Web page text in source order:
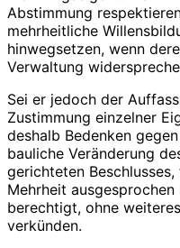
Abstimmung
mehrheitliche
hinwegsetzen, wenn
Verwaltung
Sei er jedoch der
Zustimmung einzelner
deshalb Bedenken
bauliche Veränderung
gerichteten
Mehrheit
berechtigt, ohne
verkünden.